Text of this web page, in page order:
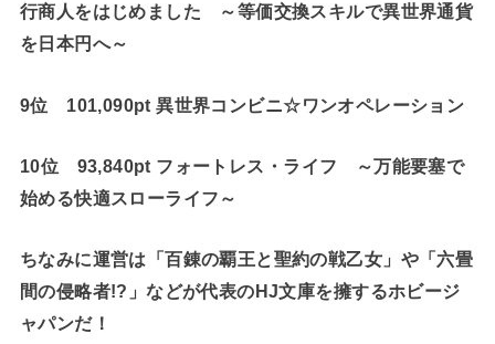
行商人をはじめました ～等価交換スキルで異世界通貨
を日本円へ～
9位 101,090pt 異世界コンビニ☆ワンオペレーション
10位 93,840pt フォートレス・ライフ ～万能要塞で
始める快適スローライフ～
ちなみに運営は「百錬の覇王と聖約の戦乙女」や「六畳
間の侵略者!?」などが代表のHJ文庫を擁するホビージ
ャパンだ！